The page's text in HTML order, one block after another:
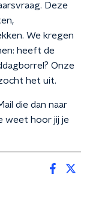
Deze
We kregen
heeft de
Onze
het uit.
die dan naar
weet hoor jij je